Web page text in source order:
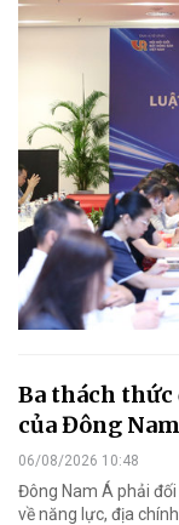
Ba thách
của Đông
06/08/2026 10:48
Đông Nam Á phải
về năng lực, địa